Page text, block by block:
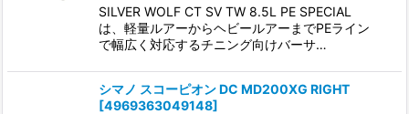
SILVER WOLF CT SV TW 8.5L PE SPECIAL
は、軽量ルアーからヘビールアーまでPEライン
で幅広く対応するチニング向けバーサ…
シマノ スコーピオン DC MD200XG RIGHT
[4969363049148]